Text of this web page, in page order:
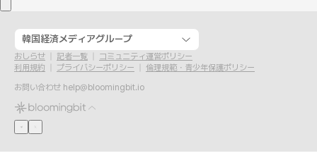
韓国経済メディアグループ
おしらせ 記者一覧
コミュニティ運営ポリシー
利用規約
プライバシーポリシー
倫理規範・青少年保護ポリシー
お問い合わせ help@bloomingbit.io